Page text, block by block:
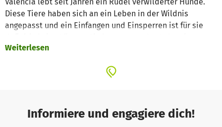
Diese Tiere haben sich an ein Leben in der Wildnis
angepasst und ein Einfangen und Einsperren ist für sie
Freiheit und in Unabhängigkeit vom Menschen, und dieses
seit Jahren immer wieder Nachwuchs, und je größer die
Mittlerweile ist es gelungen, in einem Garten der wenigen
Weiterlesen
Informiere und engagiere dich!